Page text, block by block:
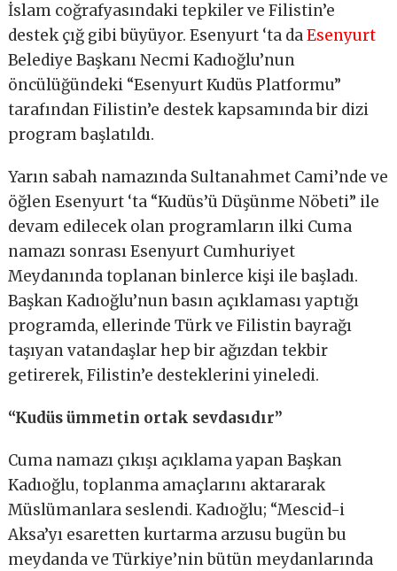
İslam coğrafyasındaki tepkiler ve Filistin’e
destek çığ gibi büyüyor. Esenyurt ‘ta daEsenyurt
Belediye Başkanı Necmi Kadıoğlu’nun
öncülüğündeki “Esenyurt Kudüs Platformu”
tarafından Filistin’e destek kapsamında bir dizi
program başlatıldı.
Yarın sabah namazında Sultanahmet Cami’nde ve
öğlen Esenyurt ‘ta “Kudüs’ü Düşünme Nöbeti” ile
devam edilecek olan programların ilki Cuma
namazı sonrası Esenyurt Cumhuriyet
Meydanında toplanan binlerce kişi ile başladı.
Başkan Kadıoğlu’nun basın açıklaması yaptığı
programda, ellerinde Türk ve Filistin bayrağı
taşıyan vatandaşlar hep bir ağızdan tekbir
getirerek, Filistin’e desteklerini yineledi.
“Kudüs ümmetin ortak sevdasıdır”
Cuma namazı çıkışı açıklama yapan Başkan
Kadıoğlu, toplanma amaçlarını aktararak
Müslümanlara seslendi. Kadıoğlu; “Mescid-i
Aksa’yı esaretten kurtarma arzusu bugün bu
meydanda ve Türkiye’nin bütün meydanlarında